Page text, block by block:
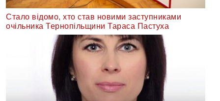
Стало відомо, хто став новими заступниками
очільника Тернопільщини Тараса Пастуха